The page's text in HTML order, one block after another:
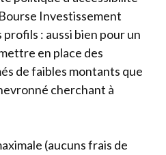
Investissement
: aussi bien pour un
en place des
de faibles montants que
cherchant à
(aucuns frais de